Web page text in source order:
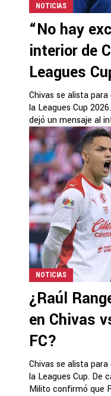
NOTICIAS
“No hay
interior de
Leagues
Chivas se alista
la Leagues Cup
dejó un mensaje al
NOTICIAS
¿Raúl
en Chivas
FC?
Chivas se alista
la Leagues Cup. De
Milito confirmó que